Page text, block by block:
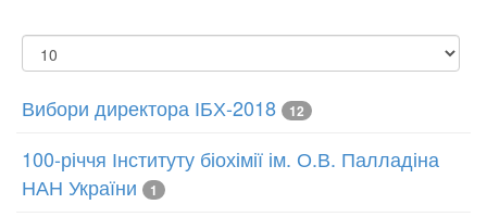
Показувати
Вибори директора ІБХ-2018 12
100-річчя Інституту біохімії ім. О.В. Палладіна
НАН України
1